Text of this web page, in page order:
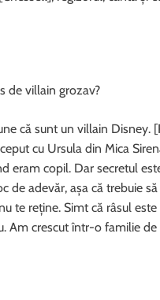
de villain grozav?
că sunt un villain Disney.
cu Ursula din Mica
eram copil. Dar secretul
de adevăr, așa că trebuie
te reține. Simt că râsul
Am crescut într-o familie